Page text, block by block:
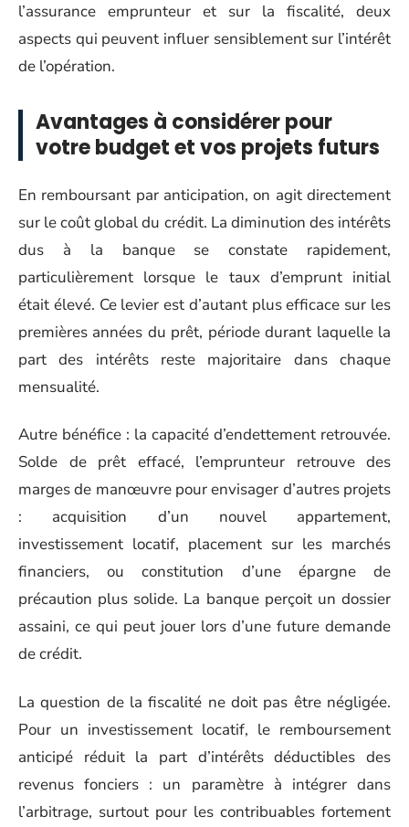
l’assurance emprunteur et sur la fiscalité, deux
aspects qui peuvent influer sensiblement sur l’intérêt
de l’opération.
Avantages à considérer pour
votre budget et vos projets futurs
En remboursant par anticipation, on agit directement
sur le coût global du crédit. La diminution des intérêts
dus à la banque se constate rapidement,
particulièrement lorsque le taux d’emprunt initial
était élevé. Ce levier est d’autant plus efficace sur les
premières années du prêt, période durant laquelle la
part des intérêts reste majoritaire dans chaque
mensualité.
Autre bénéfice : la capacité d’endettement retrouvée.
Solde de prêt effacé, l’emprunteur retrouve des
marges de manœuvre pour envisager d’autres projets
: acquisition d’un nouvel appartement,
investissement locatif, placement sur les marchés
financiers, ou constitution d’une épargne de
précaution plus solide. La banque perçoit un dossier
assaini, ce qui peut jouer lors d’une future demande
de crédit.
La question de la fiscalité ne doit pas être négligée.
Pour un investissement locatif, le remboursement
anticipé réduit la part d’intérêts déductibles des
revenus fonciers : un paramètre à intégrer dans
l’arbitrage, surtout pour les contribuables fortement